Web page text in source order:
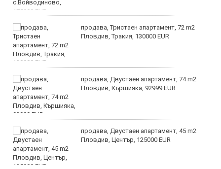
продава, Тристаен апартамент, 72 m2
Пловдив, Тракия, 130000 EUR
продава, Двустаен апартамент, 74 m2
Пловдив, Кършияка, 92999 EUR
продава, Двустаен апартамент, 45 m2
Пловдив, Център, 125000 EUR